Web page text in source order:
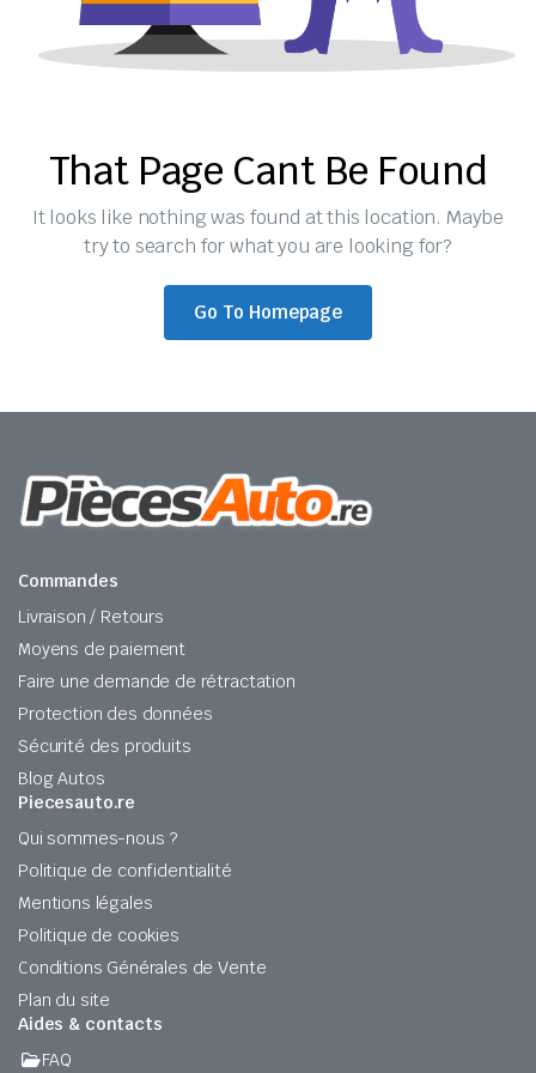
That Page Cant Be Found
It looks like nothing was found at this location. Maybe
try to search for what you are looking for?
Go To Homepage
Commandes
Livraison / Retours
Moyens de paiement
Faire une demande de rétractation
Protection des données
Sécurité des produits
Blog Autos
Piecesauto.re
Qui sommes-nous ?
Politique de confidentialité
Mentions légales
Politique de cookies
Conditions Générales de Vente
Plan du site
Aides & contacts
FAQ